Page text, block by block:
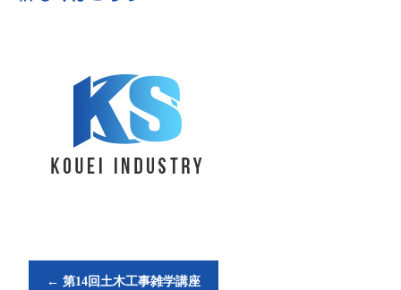
← 第14回土木工事雑学講座